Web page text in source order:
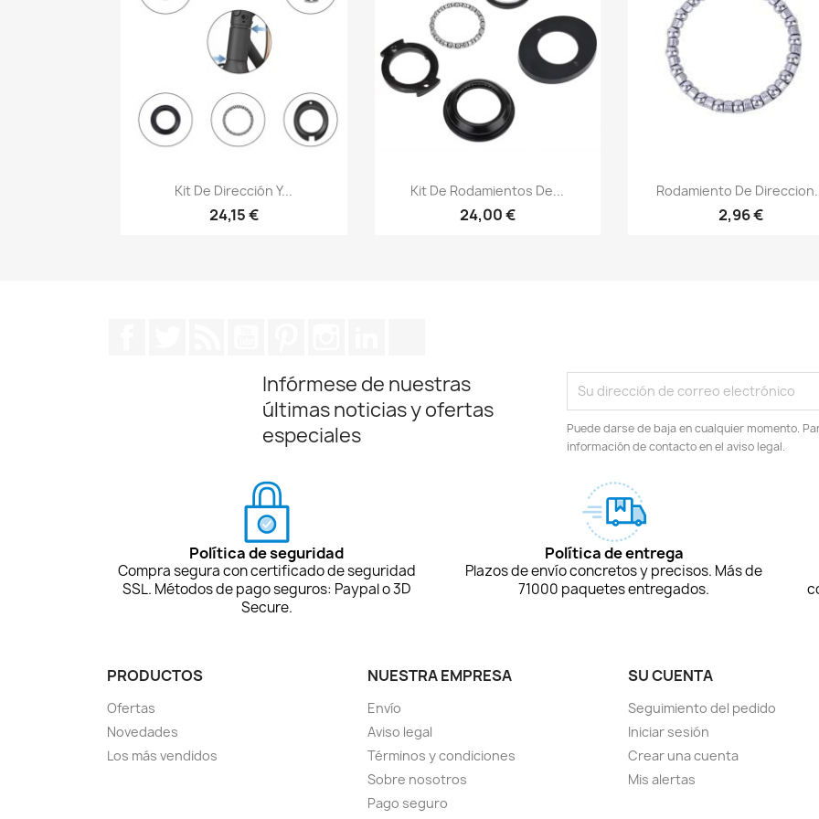
Vista rápida
Kit De Dirección Y...
24,15 €
Vista rápida
Kit De Rodamientos De...
24,00 €
Vista rápida
Rodamiento De
2,96 €
Infórmese de nuestras
últimas noticias y ofertas
especiales
Puede darse de baja en cualquier momento.
información de contacto en el aviso legal.
Política de seguridad
Compra segura con certificado de seguridad
SSL. Métodos de pago seguros: Paypal o 3D
Secure.
Política de entrega
Plazos de envío concretos y precisos. Más de
71000 paquetes entregados.
PRODUCTOS
Ofertas
Novedades
Los más vendidos
NUESTRA EMPRESA
Envío
Aviso legal
Términos y condiciones
Sobre nosotros
Pago seguro
SU CUENTA
Seguimiento del pedido
Iniciar sesión
Crear una cuenta
Mis alertas